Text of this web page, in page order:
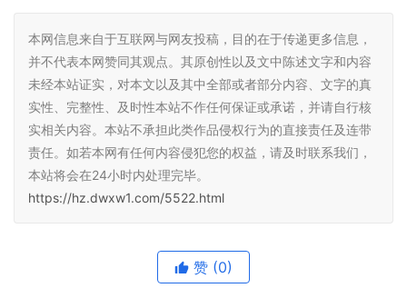
本网信息来自于互联网与网友投稿，目的在于传递更多信息，
并不代表本网赞同其观点。其原创性以及文中陈述文字和内容
未经本站证实，对本文以及其中全部或者部分内容、文字的真
实性、完整性、及时性本站不作任何保证或承诺，并请自行核
实相关内容。本站不承担此类作品侵权行为的直接责任及连带
责任。如若本网有任何内容侵犯您的权益，请及时联系我们，
本站将会在24小时内处理完毕。
https://hz.dwxw1.com/5522.html
赞 (0)